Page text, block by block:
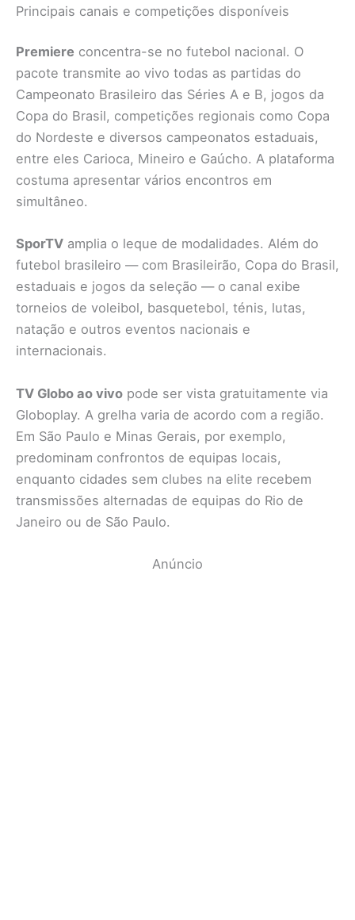
Principais canais e competições disponíveis
Premiere concentra-se no futebol nacional. O
pacote transmite ao vivo todas as partidas do
Campeonato Brasileiro das Séries A e B, jogos da
Copa do Brasil, competições regionais como Copa
do Nordeste e diversos campeonatos estaduais,
entre eles Carioca, Mineiro e Gaúcho. A plataforma
costuma apresentar vários encontros em
simultâneo.
SporTV amplia o leque de modalidades. Além do
futebol brasileiro — com Brasileirão, Copa do Brasil,
estaduais e jogos da seleção — o canal exibe
torneios de voleibol, basquetebol, ténis, lutas,
natação e outros eventos nacionais e
internacionais.
TV Globo ao vivo pode ser vista gratuitamente via
Globoplay. A grelha varia de acordo com a região.
Em São Paulo e Minas Gerais, por exemplo,
predominam confrontos de equipas locais,
enquanto cidades sem clubes na elite recebem
transmissões alternadas de equipas do Rio de
Janeiro ou de São Paulo.
Anúncio